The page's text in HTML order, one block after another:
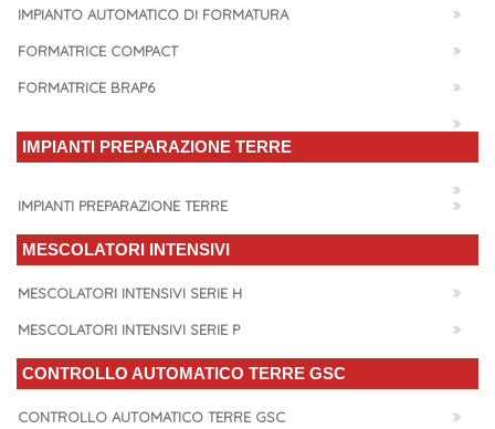
IMPIANTO AUTOMATICO DI FORMATURA
FORMATRICE COMPACT
FORMATRICE BRAP6
IMPIANTI PREPARAZIONE TERRE
IMPIANTI PREPARAZIONE TERRE
MESCOLATORI INTENSIVI
MESCOLATORI INTENSIVI SERIE H
MESCOLATORI INTENSIVI SERIE P
CONTROLLO AUTOMATICO TERRE GSC
CONTROLLO AUTOMATICO TERRE GSC